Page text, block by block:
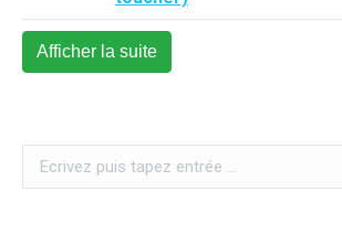
Afficher la suite
Recherche
: